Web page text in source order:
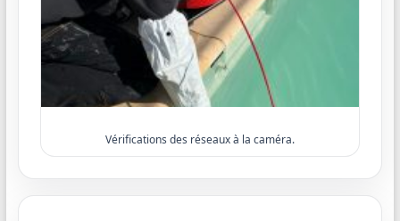
Vérifications des réseaux à la caméra.